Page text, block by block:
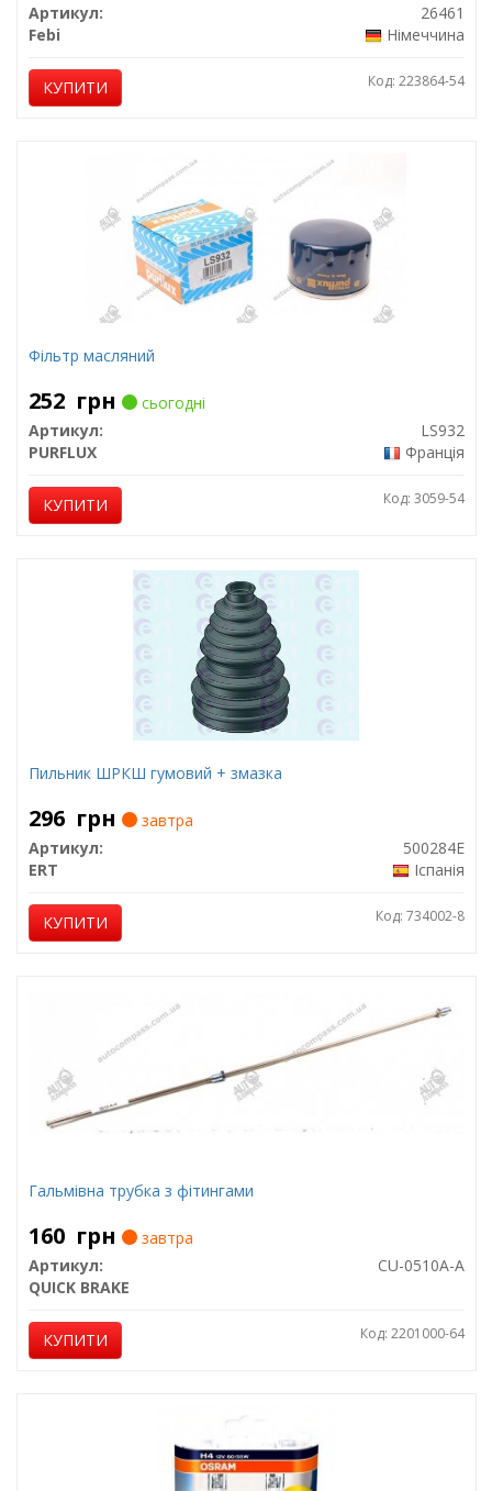
Артикул:
26461
Febi
Німеччина
КУПИТИ Код: 223864-54
Фільтр масляний
252 грн
сьогодні
Артикул:
LS932
PURFLUX
Франція
КУПИТИ Код: 3059-54
Пильник ШРКШ гумовий + змазка
296 грн
завтра
Артикул:
500284E
ERT
Іспанія
КУПИТИ Код: 734002-8
Гальмівна трубка з фітингами
160 грн
завтра
Артикул:
CU-0510A-A
QUICK BRAKE
КУПИТИ Код: 2201000-64